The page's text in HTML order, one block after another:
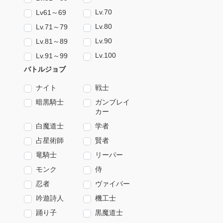
Lv61～69
Lv.70
Lv.71～79
Lv.80
Lv.81～89
Lv.90
Lv.91～99
Lv.100
バトルジョブ
ナイト
戦士
暗黒騎士
ガンブレイ
カー
白魔道士
学者
占星術師
賢者
竜騎士
リーパー
モンク
侍
忍者
ヴァイパー
吟遊詩人
機工士
踊り子
黒魔道士